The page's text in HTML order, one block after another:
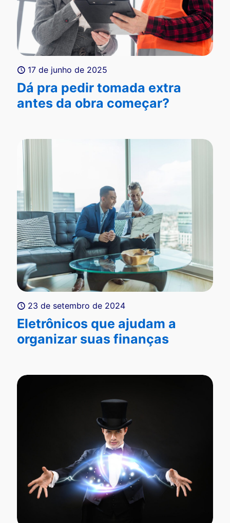
17 de junho de 2025
Dá pra pedir tomada extra
antes da obra começar?
23 de setembro de 2024
Eletrônicos que ajudam a
organizar suas finanças